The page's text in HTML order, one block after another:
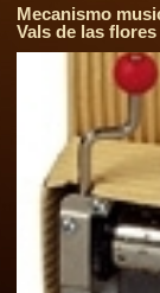
Mecanismo
Vals de las